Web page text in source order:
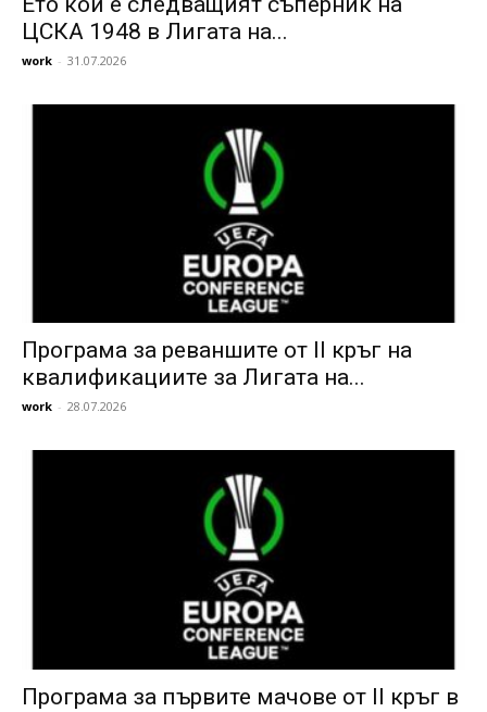
ЦСКА 1948 в Лигата на...
work - 31.07.2026
Програма за реваншите от II кръг на
квалификациите за Лигата на...
work - 28.07.2026
Програма за първите мачове от II кръг в